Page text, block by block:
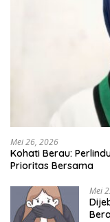
Mei 26, 2026
Kohati Berau:
Prioritas Bersama
Mei